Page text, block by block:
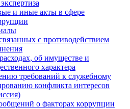
и иные акты в сфере
с противодействием
об имуществе и
характера
требований к служебному
конфликта интересов
о факторах коррупции